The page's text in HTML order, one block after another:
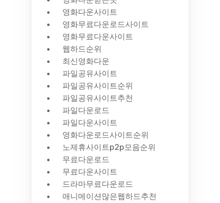
영화다운사이트
영화무료다운로드사이트
영화무료다운사이트
웹하드순위
최신영화다운
파일공유사이트
파일공유사이트순위
파일공유사이트추천
파일다운로드
파일다운사이트
영화다운로드사이트순위
노제휴사이트p2p모음순위
무료다운로드
무료다운사이트
드라마무료다운로드
애니메이션많은웹하드추천